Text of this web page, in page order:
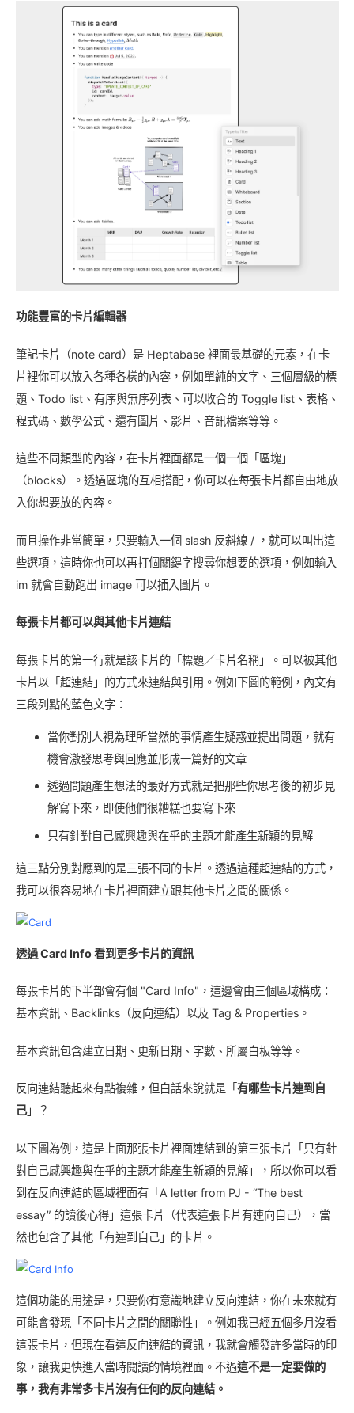
功能豐富的卡片編輯器
筆記卡片（note card）是 Heptabase 裡面最基礎的元素，在卡
片裡你可以放入各種各樣的內容，例如單純的文字、三個層級的標
題、Todo list、有序與無序列表、可以收合的 Toggle list、表格、
程式碼、數學公式、還有圖片、影片、音訊檔案等等。
這些不同類型的內容，在卡片裡面都是一個一個「區塊」
（blocks）。透過區塊的互相搭配，你可以在每張卡片都自由地放
入你想要放的內容。
而且操作非常簡單，只要輸入一個 slash 反斜線 / ，就可以叫出這
些選項，這時你也可以再打個關鍵字搜尋你想要的選項，例如輸入
im 就會自動跑出 image 可以插入圖片。
每張卡片都可以與其他卡片連結
每張卡片的第一行就是該卡片的「標題／卡片名稱」。可以被其他
卡片以「超連結」的方式來連結與引用。例如下圖的範例，內文有
三段列點的藍色文字：
當你對別人視為理所當然的事情產生疑惑並提出問題，就有
機會激發思考與回應並形成一篇好的文章
透過問題產生想法的最好方式就是把那些你思考後的初步見
解寫下來，即使他們很糟糕也要寫下來
只有針對自己感興趣與在乎的主題才能產生新穎的見解
這三點分別對應到的是三張不同的卡片。透過這種超連結的方式，
我可以很容易地在卡片裡面建立跟其他卡片之間的關係。
透過 Card Info 看到更多卡片的資訊
每張卡片的下半部會有個 "Card Info"，這邊會由三個區域構成：
基本資訊、Backlinks（反向連結）以及 Tag & Properties。
基本資訊包含建立日期、更新日期、字數、所屬白板等等。
反向連結聽起來有點複雜，但白話來說就是「有哪些卡片連到自
己」？
以下圖為例，這是上面那張卡片裡面連結到的第三張卡片「只有針
對自己感興趣與在乎的主題才能產生新穎的見解」，所以你可以看
到在反向連結的區域裡面有「A letter from PJ - “The best
essay” 的讀後心得」這張卡片（代表這張卡片有連向自己），當
然也包含了其他「有連到自己」的卡片。
這個功能的用途是，只要你有意識地建立反向連結，你在未來就有
可能會發現「不同卡片之間的關聯性」。例如我已經五個多月沒看
這張卡片，但現在看這反向連結的資訊，我就會觸發許多當時的印
象，讓我更快進入當時閱讀的情境裡面。不過這不是一定要做的
事，我有非常多卡片沒有任何的反向連結。